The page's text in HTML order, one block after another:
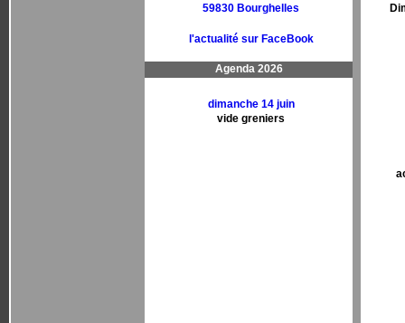
59830 Bourghelles
l'actualité sur FaceBook
Agenda 2026
dimanche 14 juin
vide greniers